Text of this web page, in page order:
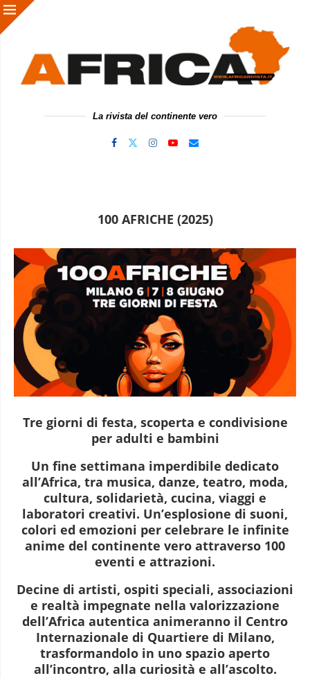
La rivista del continente vero
100 AFRICHE (2025)
Tre giorni di festa, scoperta e condivisione
per adulti e bambini
Un fine settimana imperdibile dedicato
all’Africa, tra musica, danze, teatro, moda,
cultura, solidarietà, cucina, viaggi e
laboratori creativi. Un’esplosione di suoni,
colori ed emozioni per celebrare le infinite
anime del continente vero attraverso 100
eventi e attrazioni.
Decine di artisti, ospiti speciali, associazioni
e realtà impegnate nella valorizzazione
dell’Africa autentica animeranno il Centro
Internazionale di Quartiere di Milano,
trasformandolo in uno spazio aperto
all’incontro, alla curiosità e all’ascolto.